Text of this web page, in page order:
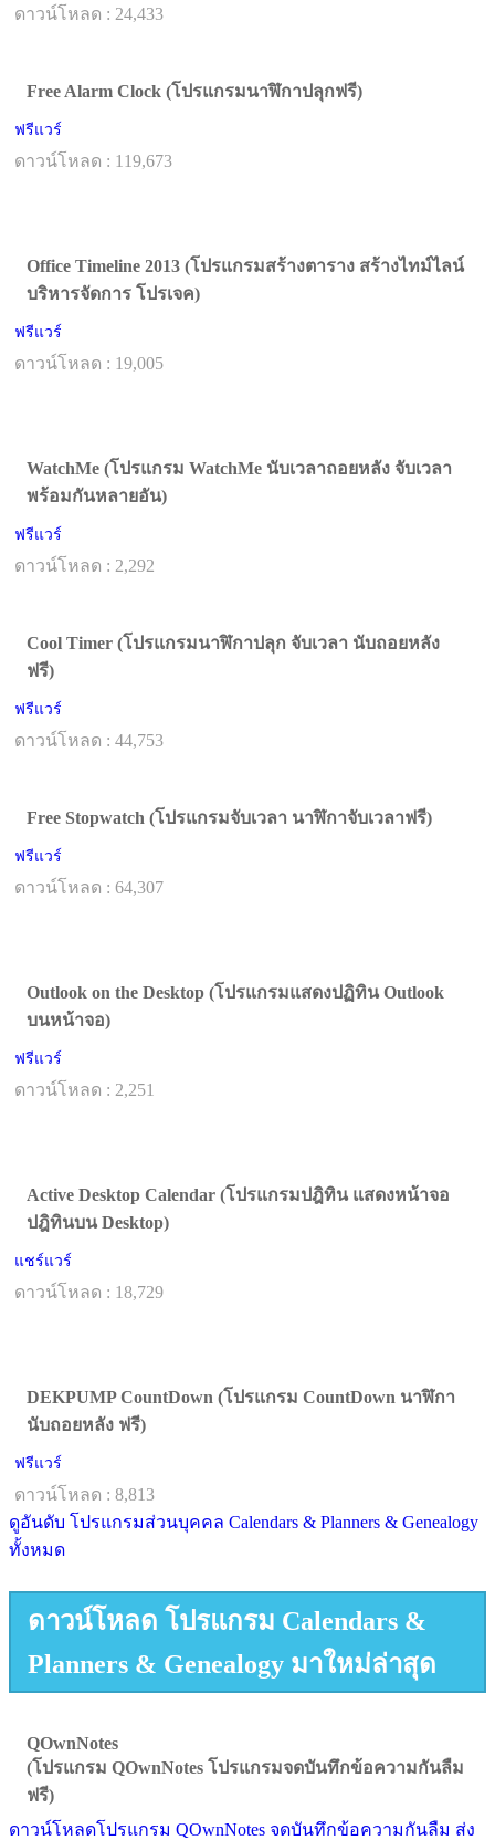
ดาวน์โหลด : 24,433
Free Alarm Clock (โปรแกรมนาฬิกาปลุกฟรี)
ฟรีแวร์
ดาวน์โหลด : 119,673
Office Timeline 2013 (โปรแกรมสร้างตาราง สร้างไทม์ไลน์
บริหารจัดการ โปรเจค)
ฟรีแวร์
ดาวน์โหลด : 19,005
WatchMe (โปรแกรม WatchMe นับเวลาถอยหลัง จับเวลา
พร้อมกันหลายอัน)
ฟรีแวร์
ดาวน์โหลด : 2,292
Cool Timer (โปรแกรมนาฬิกาปลุก จับเวลา นับถอยหลัง
ฟรี)
ฟรีแวร์
ดาวน์โหลด : 44,753
Free Stopwatch (โปรแกรมจับเวลา นาฬิกาจับเวลาฟรี)
ฟรีแวร์
ดาวน์โหลด : 64,307
Outlook on the Desktop (โปรแกรมแสดงปฏิทิน Outlook
บนหน้าจอ)
ฟรีแวร์
ดาวน์โหลด : 2,251
Active Desktop Calendar (โปรแกรมปฎิทิน แสดงหน้าจอ
ปฎิทินบน Desktop)
แชร์แวร์
ดาวน์โหลด : 18,729
DEKPUMP CountDown (โปรแกรม CountDown นาฬิกา
นับถอยหลัง ฟรี)
ฟรีแวร์
ดาวน์โหลด : 8,813
ดูอันดับ โปรแกรมส่วนบุคคล Calendars & Planners & Genealogy
ทั้งหมด
ดาวน์โหลด โปรแกรม Calendars &
Planners & Genealogy มาใหม่ล่าสุด
QOwnNotes
(โปรแกรม QOwnNotes โปรแกรมจดบันทึกข้อความกันลืม
ฟรี)
ดาวน์โหลดโปรแกรม QOwnNotes จดบันทึกข้อความกันลืม ส่ง